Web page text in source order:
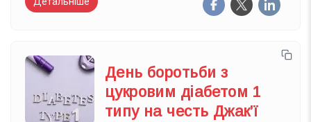
День боротьби з
цукровим діабетом 1
типу на честь Джак’ї